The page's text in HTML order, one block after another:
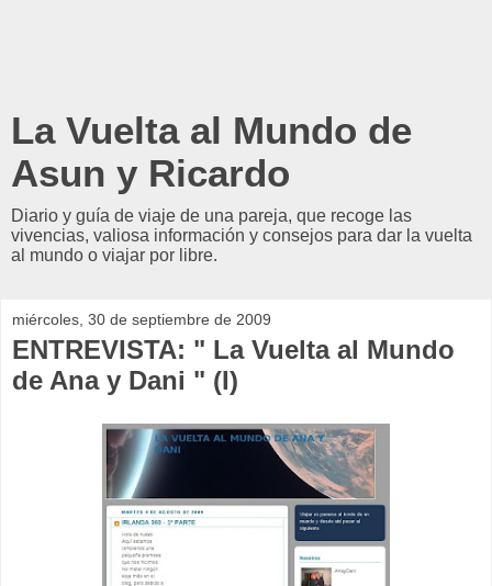
La Vuelta al Mundo de
Asun y Ricardo
Diario y guía de viaje de una pareja, que recoge las
vivencias, valiosa información y consejos para dar la vuelta
al mundo o viajar por libre.
miércoles, 30 de septiembre de 2009
ENTREVISTA: " La Vuelta al Mundo
de Ana y Dani " (I)